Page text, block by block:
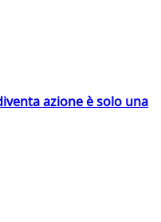
azione è solo una